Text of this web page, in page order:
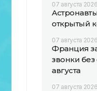
07 августа
открытый
07 августа
Франция
звонки без
августа
07 августа